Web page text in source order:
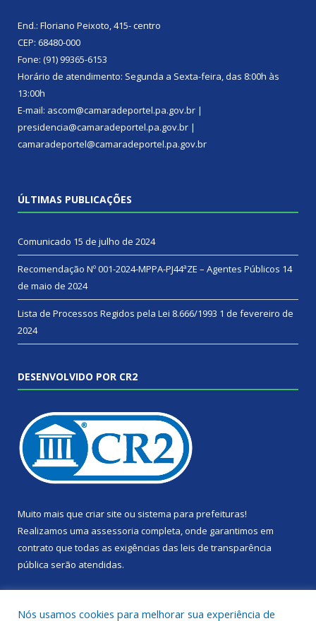
End.: Floriano Peixoto, 415- centro
CEP: 68480-000
Fone: (91) 99365-6153
Horário de atendimento: Segunda a Sexta-feira, das 8:00h às
13:00h
E-mail: ascom@camaradeportel.pa.gov.br |
presidencia@camaradeportel.pa.gov.br |
camaradeportel@camaradeportel.pa.gov.br
ÚLTIMAS PUBLICAÇÕES
Comunicado 15 de julho de 2024
Recomendação Nº 001-2024-MPPA-PJ44ªZE – Agentes Públicos 14
de maio de 2024
Lista de Processos Regidos pela Lei 8.666/1993 1 de fevereiro de
2024
DESENVOLVIDO POR CR2
Muito mais que criar site ou sistema para prefeituras!
Realizamos uma assessoria completa, onde garantimos em
contrato que todas as exigências das leis de transparência
pública serão atendidas.
Nós usamos cookies para melhorar sua experiência de